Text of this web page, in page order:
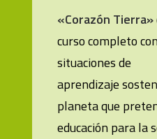
«Corazón Tierra»
curso completo
situaciones de
aprendizaje
planeta que
educación para la